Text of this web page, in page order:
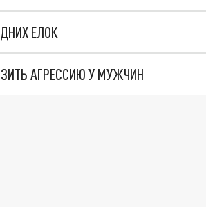
ЕЛОК
АГРЕССИЮ У МУЖЧИН